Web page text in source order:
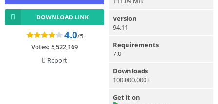
DOWNLOAD LINK
4.0/5
Votes: 5,522,169
Report
Version
94.11
Requirements
7.0
Downloads
100.000.000+
Get it on